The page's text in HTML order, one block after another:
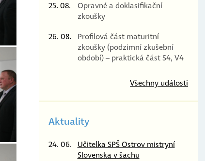
25. 08.
Opravné a doklasifikační
zkoušky
26. 08.
Profilová část maturitní
zkoušky (podzimní zkušební
období) – praktická část S4, V4
Všechny události
Aktuality
24. 06.
Učitelka SPŠ Ostrov mistryní
Slovenska v šachu